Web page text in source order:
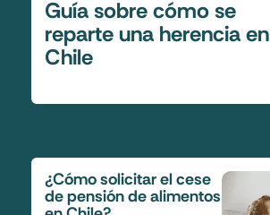
Guía sobre cómo se
reparte una herencia en
Chile
¿Cómo solicitar el cese
de pensión de alimentos